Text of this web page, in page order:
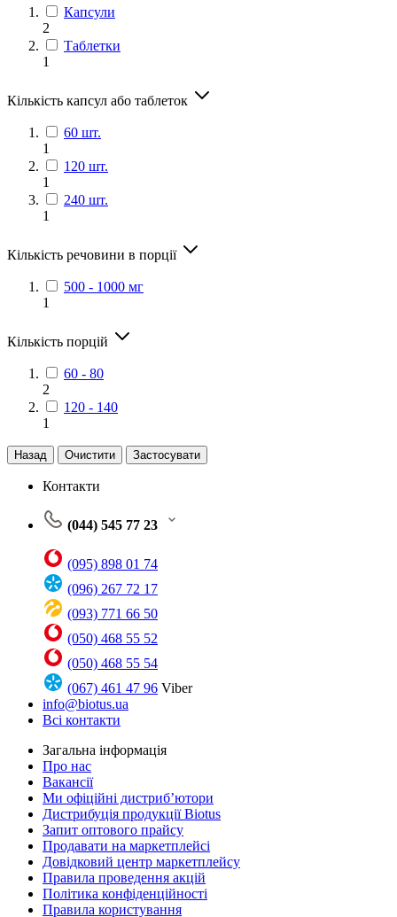
Капсули
2
Таблетки
1
Кількість капсул або таблеток
60 шт.
1
120 шт.
1
240 шт.
1
Кількість речовини в порції
500 - 1000 мг
1
Кількість порцій
60 - 80
2
120 - 140
1
Назад Очистити Застосувати
Контакти
(044) 545 77 23
(095) 898 01 74
(096) 267 72 17
(093) 771 66 50
(050) 468 55 52
(050) 468 55 54
(067) 461 47 96 Viber
info@biotus.ua
Всі контакти
Загальна інформація
Про нас
Вакансії
Ми офіційні дистриб’ютори
Дистрибуція продукції Biotus
Запит оптового прайсу
Продавати на маркетплейсі
Довідковий центр маркетплейсу
Правила проведення акцій
Політика конфіденційності
Правила користування